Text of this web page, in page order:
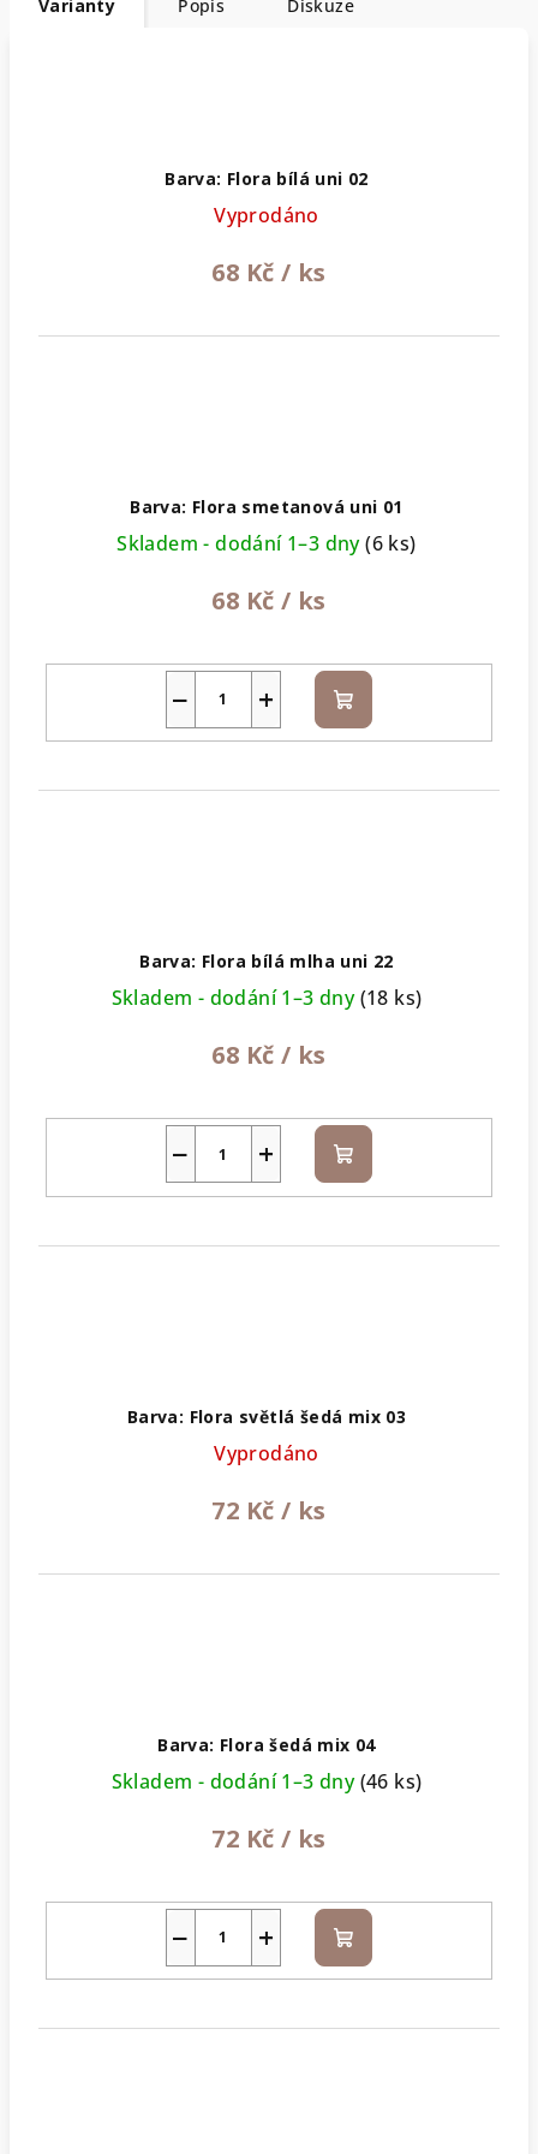
Varianty Popis Diskuze
Barva: Flora bílá uni 02
Vyprodáno
68 Kč / ks
Barva: Flora smetanová uni 01
Skladem - dodání 1–3 dny(6 ks)
68 Kč / ks
+
− Do
košíku
Barva: Flora bílá mlha uni 22
Skladem - dodání 1–3 dny(18 ks)
68 Kč / ks
+
− Do
košíku
Barva: Flora světlá šedá mix 03
Vyprodáno
72 Kč / ks
Barva: Flora šedá mix 04
Skladem - dodání 1–3 dny(46 ks)
72 Kč / ks
+
− Do
košíku